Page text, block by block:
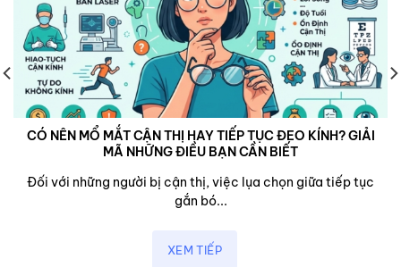
CÓ NÊN MỔ MẮT CẬN THỊ HAY TIẾP TỤC ĐEO KÍNH? GIẢI
MÃ NHỮNG ĐIỀU BẠN CẦN BIẾT
Đối với những người bị cận thị, việc lụa chọn giữa tiếp tục
gắn bó...
XEM TIẾP